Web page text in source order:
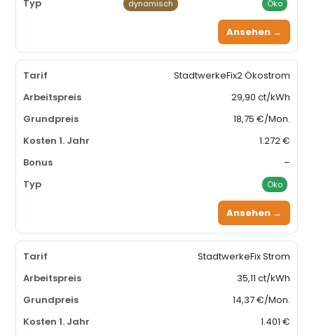
dynamisch Öko
Ansehen →
StadtwerkeFix2 Ökostrom
29,90 ct/kWh
18,75 €/Mon.
1.272 €
–
Öko
Ansehen →
StadtwerkeFix Strom
35,11 ct/kWh
14,37 €/Mon.
1.401 €